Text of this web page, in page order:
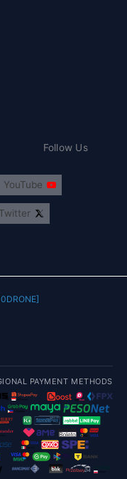
Follow Us
YouTube
Twitter
|
PAYMENT METHODS